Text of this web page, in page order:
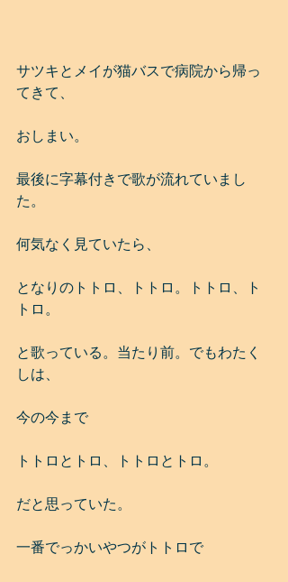
サツキとメイが猫バスで病院から帰っ
てきて、
おしまい。
最後に字幕付きで歌が流れていまし
た。
何気なく見ていたら、
となりのトトロ、トトロ。トトロ、ト
トロ。
と歌っている。当たり前。でもわたく
しは、
今の今まで
トトロとトロ、トトロとトロ。
だと思っていた。
一番でっかいやつがトトロで